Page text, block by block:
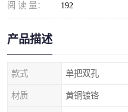
阅 读 量： 192
产品描述
款式 单把双孔
材质 黄铜镀铬